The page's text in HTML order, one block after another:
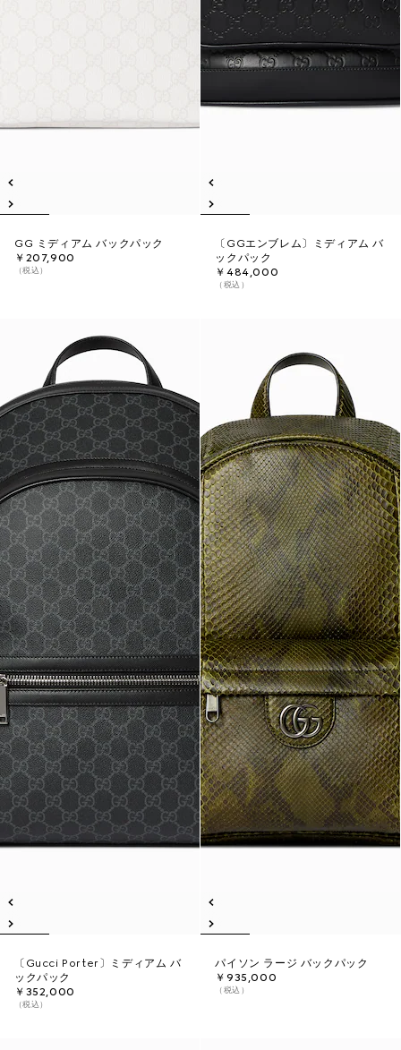
GG ミディアム バックパック
￥207,900
（税込）
〔GGエンブレム〕ミディアム バ
ックパック
￥484,000
（税込）
〔Gucci Porter〕ミディアム バ
ックパック
￥352,000
（税込）
パイソン ラージ バックパック
￥935,000
（税込）